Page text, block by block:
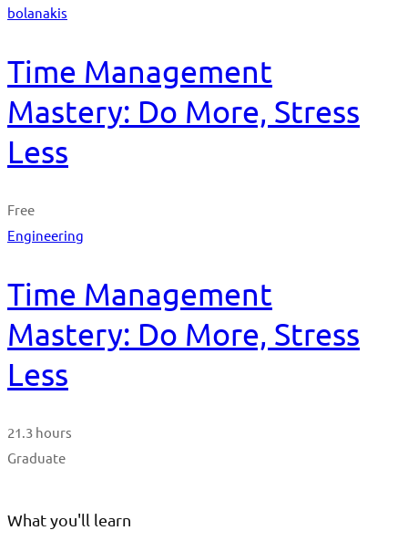
bolanakis
Time Management
Mastery: Do More, Stress
Less
Free
Engineering
Time Management
Mastery: Do More, Stress
Less
21.3 hours
Graduate
What you'll learn